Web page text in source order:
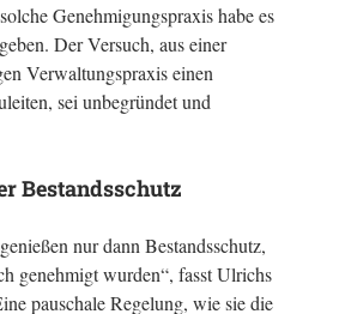
Genehmigungspraxis habe es
Der Versuch, aus einer
Verwaltungspraxis einen
sei unbegründet und
Bestandsschutz
nur dann Bestandsschutz,
genehmigt wurden“, fasst Ulrichs
pauschale Regelung, wie sie die